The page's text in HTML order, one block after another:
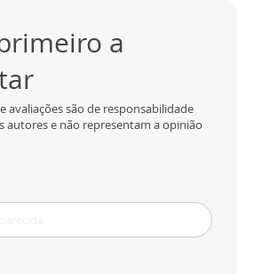
a
avaliações são de responsabilidade
autores e não representam a opinião